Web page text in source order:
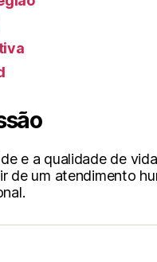
e a qualidade de
de um atendimento